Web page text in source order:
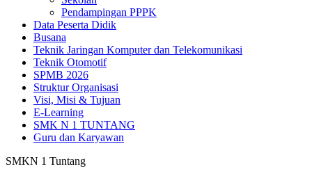
Pendampingan PPPK
Data Peserta Didik
Busana
Teknik Jaringan Komputer dan Telekomunikasi
Teknik Otomotif
SPMB 2026
Struktur Organisasi
Visi, Misi & Tujuan
E-Learning
SMK N 1 TUNTANG
Guru dan Karyawan
SMKN 1 Tuntang